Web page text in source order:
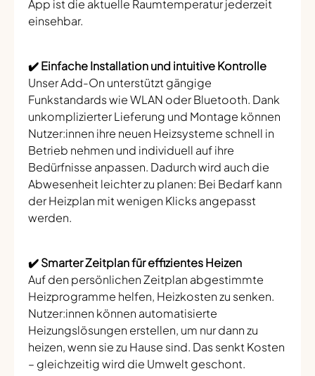
App ist die aktuelle Raumtemperatur jederzeit
einsehbar.
✔️ Einfache Installation und intuitive Kontrolle
Unser Add-On unterstützt gängige
Funkstandards wie WLAN oder Bluetooth. Dank
unkomplizierter Lieferung und Montage können
Nutzer:innen ihre neuen Heizsysteme schnell in
Betrieb nehmen und individuell auf ihre
Bedürfnisse anpassen. Dadurch wird auch die
Abwesenheit leichter zu planen: Bei Bedarf kann
der Heizplan mit wenigen Klicks angepasst
werden.
✔️ Smarter Zeitplan für effizientes Heizen
Auf den persönlichen Zeitplan abgestimmte
Heizprogramme helfen, Heizkosten zu senken.
Nutzer:innen können automatisierte
Heizungslösungen erstellen, um nur dann zu
heizen, wenn sie zu Hause sind. Das senkt Kosten
– gleichzeitig wird die Umwelt geschont.